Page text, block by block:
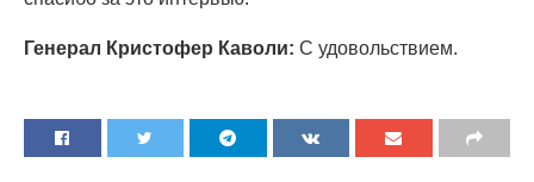
Генерал Кристофер Каволи: С удовольствием.